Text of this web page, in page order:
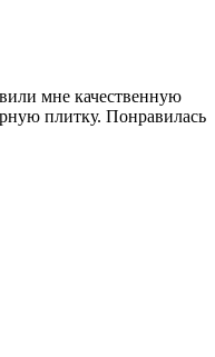
мне качественную
плитку. Понравилась